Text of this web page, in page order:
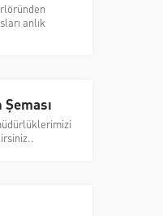
anlık